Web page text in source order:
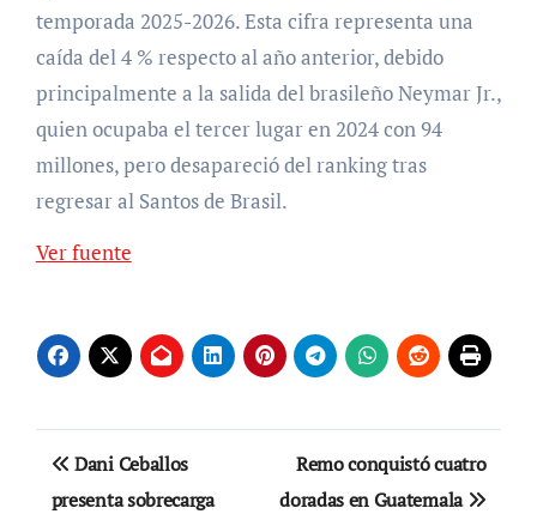
temporada 2025-2026. Esta cifra representa una
caída del 4 % respecto al año anterior, debido
principalmente a la salida del brasileño Neymar Jr.,
quien ocupaba el tercer lugar en 2024 con 94
millones, pero desapareció del ranking tras
regresar al Santos de Brasil.
Ver fuente
Navegación
de
Dani Ceballos
presenta sobrecarga
Remo conquistó cuatro
doradas en Guatemala